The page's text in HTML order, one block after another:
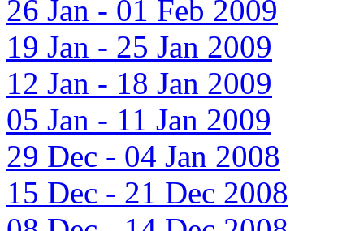
26 Jan - 01 Feb 2009
19 Jan - 25 Jan 2009
12 Jan - 18 Jan 2009
05 Jan - 11 Jan 2009
29 Dec - 04 Jan 2008
15 Dec - 21 Dec 2008